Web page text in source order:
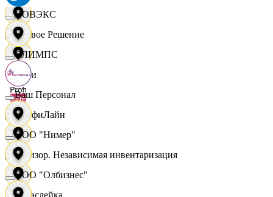
Первое Решение
Пери
ПрофиЛайн
Ревизор. Независимая инвентаризация
Саваслейка
НОВЭКС
ОЛИМПС
Ваш Персонал
ООО "Нимер"
ООО "Олбизнес"